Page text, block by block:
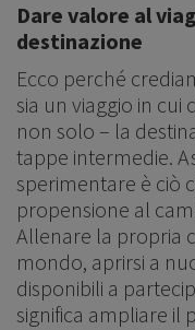
Dare valore al
destinazione
Ecco perché
sia un viaggio in
non solo – la
tappe intermedie.
sperimentare è ciò
propensione al
Allenare la propria
mondo, aprirsi a
disponibili a
significa ampliare il